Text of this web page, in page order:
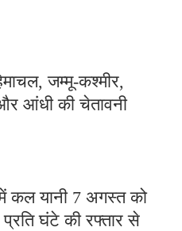
जम्मू-कश्मीर,
आंधी की चेतावनी
में कल यानी 7 अगस्त को
घंटे की रफ्तार से